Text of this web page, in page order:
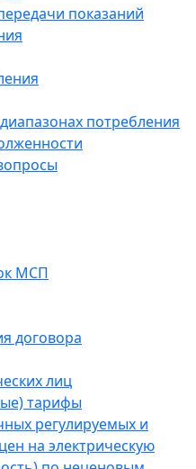
показаний
потребления
МСП
договора
лиц
тарифы
регулируемых и
на электрическую